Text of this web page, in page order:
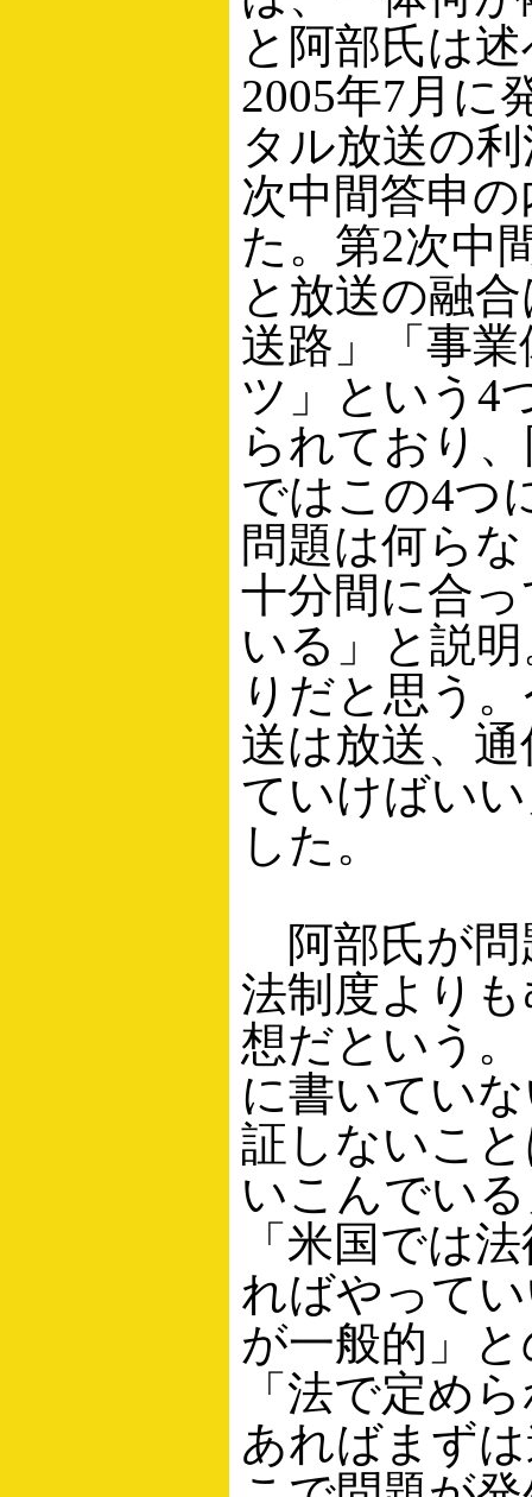
と阿部氏は
2005年7月に
タル放送の
次中間答申
た。第2次中
と放送の融
送路」「事
ツ」という4
られており
ではこの4つ
問題は何ら
十分間に合
いる」と説
りだと思う
送は放送、
ていけばい
した。
阿部氏が問
法制度より
想だという
に書いてい
証しないこ
いこんでい
「米国では
ればやって
が一般的」
「法で定め
あればまず